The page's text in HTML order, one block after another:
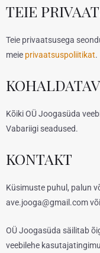
TEIE
Teie privaatsusega
meie privaatsuspoliitikat.
Kõiki OÜ Joogasüda
Vabariigi seadused.
KONTAKT
Küsimuste puhul, palun
ave.jooga@gmail.com
OÜ Joogasüda säilitab
veebilehe